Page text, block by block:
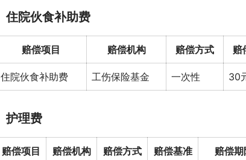
住院伙食补助费
赔偿项目 赔偿机构 赔偿方式 赔
住院伙食补助费 工伤保险基金 一次性 30
护理费
赔偿项目 赔偿机构 赔偿方式 赔偿基准 赔偿期